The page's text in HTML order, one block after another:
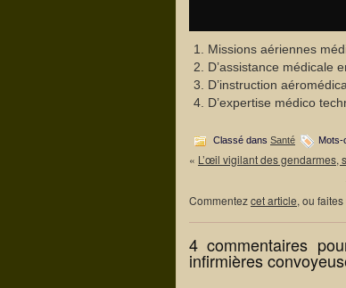
Missions aériennes
D’assistance médicale
D’instruction
D’expertise médico
Classé dans Santé Mots-
« L’œil vigilant des gendarmes,
Commentezcet article, ou faites
4 commentaires
infirmières